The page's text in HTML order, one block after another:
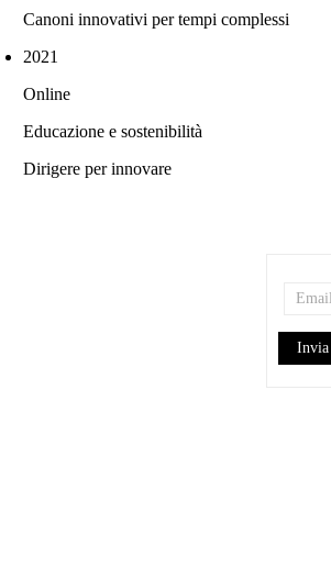
Canoni innovativi per tempi complessi
2021
Online
Educazione e sostenibilità
Dirigere per innovare